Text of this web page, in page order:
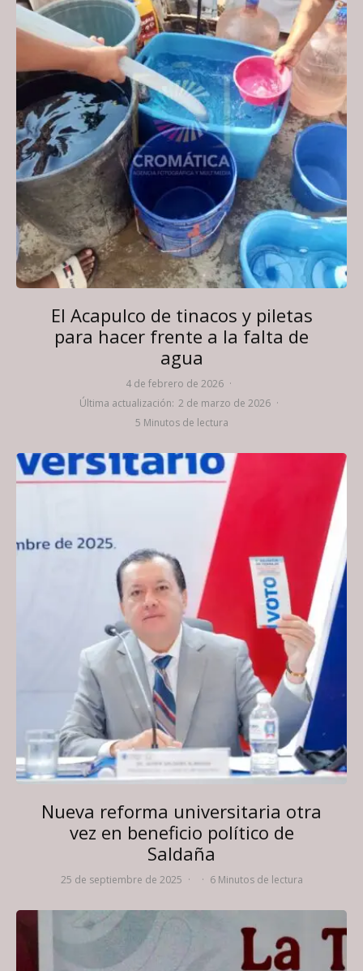
El Acapulco de tinacos y piletas
para hacer frente a la falta de
agua
4 de febrero de 2026 ·
Última actualización: 2 de marzo de 2026 ·
5 Minutos de lectura
Nueva reforma universitaria otra
vez en beneficio político de
Saldaña
25 de septiembre de 2025 · · 6 Minutos de lectura